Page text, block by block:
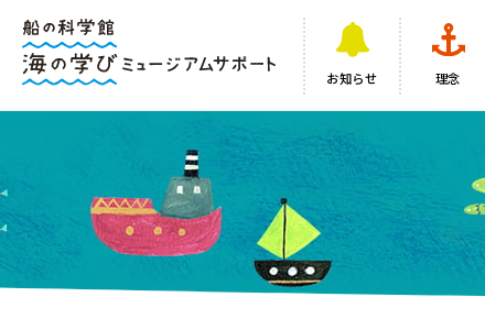
お知らせ 理念